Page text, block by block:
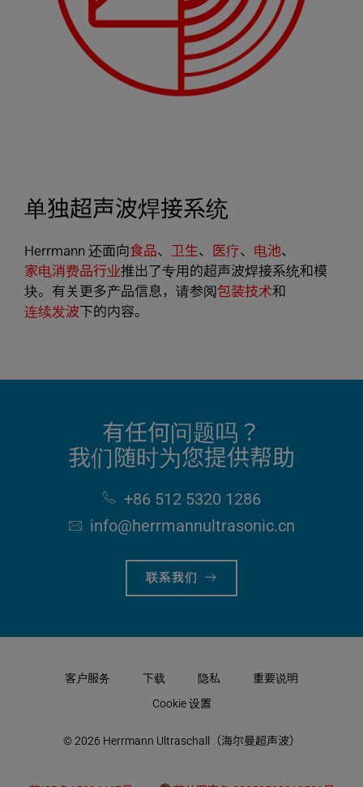
单独超声波焊接系统
Herrmann 还面向食品、 卫生、 医疗、 电池、
家电消费品行业推出了专用的超声波焊接系统和模
块。有关更多产品信息，请参阅包装技术和
连续发波下的内容。
有任何问题吗？
我们随时为您提供帮助
+86 512 5320 1286
info​@herrmannultrasonic​.cn
联系我们
客户服务 下载 隐私
重要说明
Cookie 设置
© 2026 Herrmann Ultraschall（海尔曼超声波）